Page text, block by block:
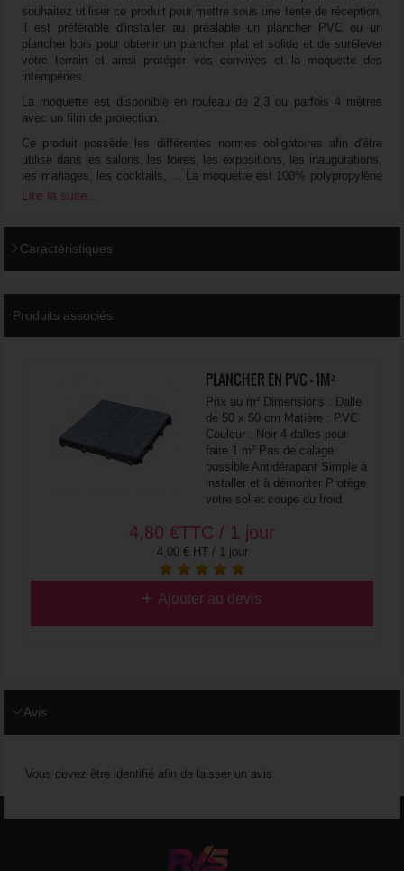
souhaitez utiliser ce produit pour mettre sous une tente de réception,
il est préférable d'installer au préalable un plancher PVC ou un
plancher bois pour obtenir un plancher plat et solide et de surélever
votre terrain et ainsi protéger vos convives et la moquette des
intempéries.
La moquette est disponible en rouleau de 2,3 ou parfois 4 mètres
avec un film de protection.
Ce produit possède les différentes normes obligatoires afin d'être
utilisé dans les salons, les foires, les expositions, les inaugurations,
les mariages, les cocktails, ... La moquette est 100% polypropylène
avec un poids des fibres de 250 g / m² et elle possède un
Lire la suite...
Caractéristiques
Produits associés
PLANCHER EN PVC - 1M²
Prix au m² Dimensions : Dalle
de 50 x 50 cm Matière : PVC
Couleur : Noir 4 dalles pour
faire 1 m² Pas de calage
possible Antidérapant Simple à
installer et à démonter Protège
votre sol et coupe du froid
4,80 €TTC / 1 jour
4,00 € HT / 1 jour
Ajouter au devis
Avis
Vous devez être identifié afin de laisser un avis.